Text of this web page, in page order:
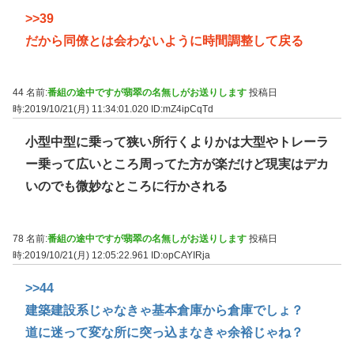
>>39
だから同僚とは会わないように時間調整して戻る
44 名前:番組の途中ですが翡翠の名無しがお送りします 投稿日
時:2019/10/21(月) 11:34:01.020 ID:mZ4ipCqTd
小型中型に乗って狭い所行くよりかは大型やトレーラ
ー乗って広いところ周ってた方が楽だけど現実はデカ
いのでも微妙なところに行かされる
78 名前:番組の途中ですが翡翠の名無しがお送りします 投稿日
時:2019/10/21(月) 12:05:22.961 ID:opCAYIRja
>>44
建築建設系じゃなきゃ基本倉庫から倉庫でしょ？
道に迷って変な所に突っ込まなきゃ余裕じゃね？